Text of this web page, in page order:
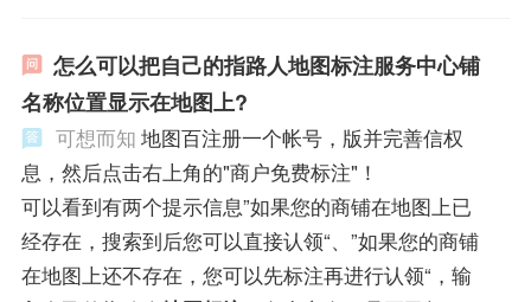
怎么可以把自己的指路人地图标注服务中心铺
名称位置显示在地图上?
可想而知 地图百注册一个帐号，版并完善信权
息，然后点击右上角的"商户免费标注"！
可以看到有两个提示信息”如果您的商铺在地图上已
经存在，搜索到后您可以直接认领“、”如果您的商铺
在地图上还不存在，您可以先标注再进行认领“，输